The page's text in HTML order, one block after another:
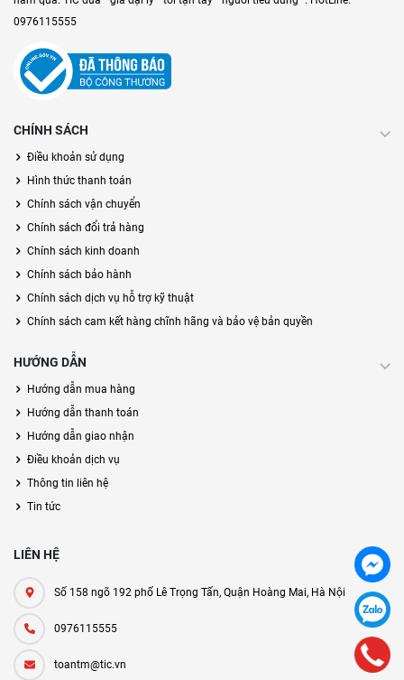
0976115555
CHÍNH SÁCH
Điều khoản sử dụng
Hình thức thanh toán
Chính sách vận chuyển
Chính sách đổi trả hàng
Chính sách kinh doanh
Chính sách bảo hành
Chính sách dịch vụ hỗ trợ kỹ thuật
Chính sách cam kết hàng chĩnh hãng và bảo vệ bản quyền
HƯỚNG DẪN
Hướng dẫn mua hàng
Hướng dẫn thanh toán
Hướng dẫn giao nhận
Điều khoản dịch vụ
Thông tin liên hệ
Tin tức
LIÊN HỆ
Số 158 ngõ 192 phố Lê Trọng Tấn, Quận Hoàng Mai, Hà Nội
0976115555
toantm@tic.vn